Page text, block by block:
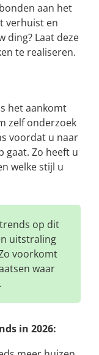
aan het
verhuist en
ding? Laat deze
te realiseren.
het aankomt
zelf onderzoek
voordat u naar
gaat. Zo heeft u
welke stijl u
op dit
uitstraling
voorkomt
waar
in 2026: